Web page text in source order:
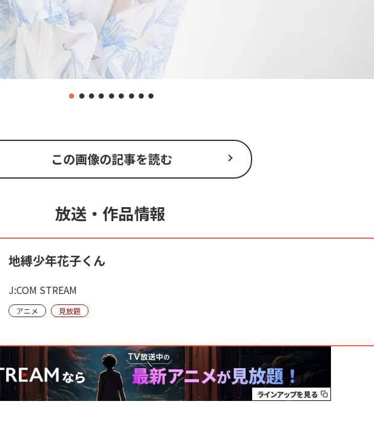
この画像の記事を読む
放送・作品情報
地縛少年花子くん
J:COM STREAM
アニメ 見放題